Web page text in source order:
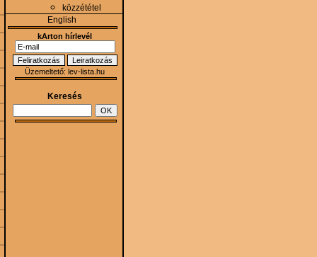
közzététel
English
kArton hírlevél
Üzemeltető: lev-lista.hu
Keresés